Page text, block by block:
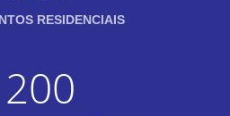
RESIDENCIAIS